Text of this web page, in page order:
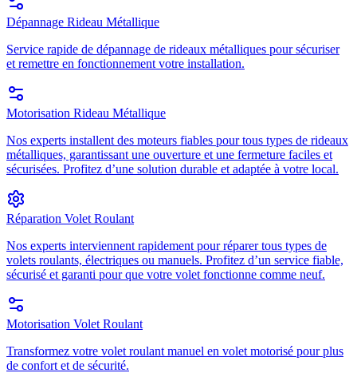
Dépannage Rideau Métallique
Service rapide de dépannage de rideaux métalliques pour sécuriser
et remettre en fonctionnement votre installation.
Motorisation Rideau Métallique
Nos experts installent des moteurs fiables pour tous types de rideaux
métalliques, garantissant une ouverture et une fermeture faciles et
sécurisées. Profitez d’une solution durable et adaptée à votre local.
Réparation Volet Roulant
Nos experts interviennent rapidement pour réparer tous types de
volets roulants, électriques ou manuels. Profitez d’un service fiable,
sécurisé et garanti pour que votre volet fonctionne comme neuf.
Motorisation Volet Roulant
Transformez votre volet roulant manuel en volet motorisé pour plus
de confort et de sécurité.